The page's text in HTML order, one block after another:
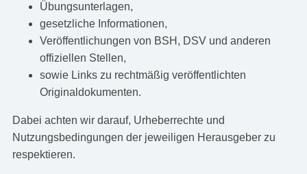
Übungsunterlagen,
gesetzliche Informationen,
Veröffentlichungen von BSH, DSV und anderen
offiziellen Stellen,
sowie Links zu rechtmäßig veröffentlichten
Originaldokumenten.
Dabei achten wir darauf, Urheberrechte und
Nutzungsbedingungen der jeweiligen Herausgeber zu
respektieren.